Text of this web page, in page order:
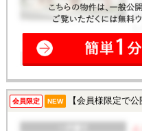
会員限定 NEW 【会員様限定で公